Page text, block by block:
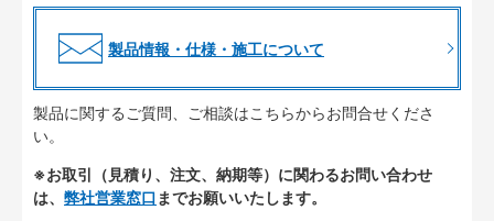
製品情報・仕様・施工について
製品に関するご質問、ご相談はこちらからお問合せくださ
い。
※お取引（見積り、注文、納期等）に関わるお問い合わせ
は、 弊社営業窓口 までお願いいたします。